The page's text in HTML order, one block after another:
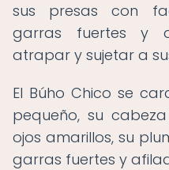
sus presas con
garras fuertes y
atrapar y sujetar a
El Búho Chico se
pequeño, su
ojos amarillos, su
garras fuertes y